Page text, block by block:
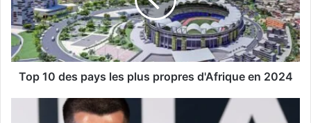
Top 10 des pays les plus propres d'Afrique en 2024